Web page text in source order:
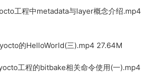
工程中metadata与layer概念介绍.mp4
的HelloWorld(三).mp4 27.64M
工程的bitbake相关命令使用(一).mp4